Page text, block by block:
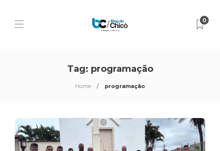
0
Tag: programação
Home programação